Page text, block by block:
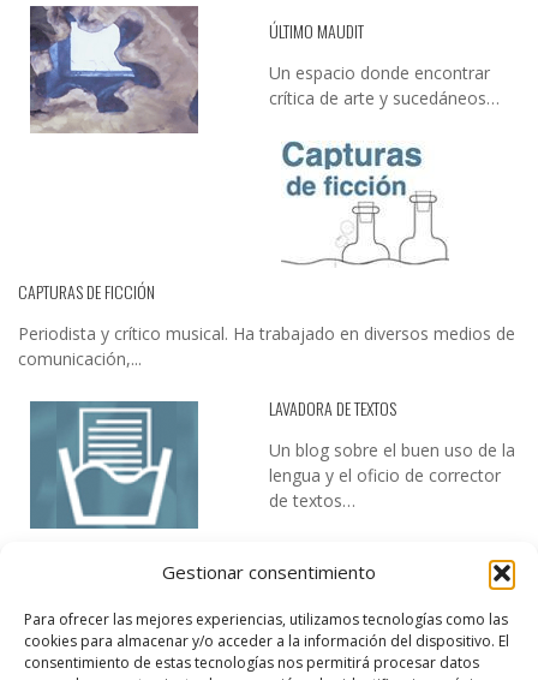
Gestionar consentimiento
Para ofrecer las mejores experiencias, utilizamos tecnologías como las
cookies para almacenar y/o acceder a la información del dispositivo. El
consentimiento de estas tecnologías nos permitirá procesar datos
ÚLTIMO MAUDIT
Un espacio donde encontrar
crítica de arte y sucedáneos…
CAPTURAS DE FICCIÓN
Periodista y crítico musical. Ha trabajado en diversos medios de
comunicación,...
LAVADORA DE TEXTOS
Un blog sobre el buen uso de la
lengua y el oficio de corrector
de textos…